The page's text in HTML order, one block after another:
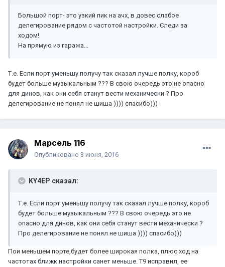
Большой порт- это узкий пик на ачх, в довес слабое
делегирование рядом с частотой настройки. Следи за
ходом!
На прямую из гаража...
Т.е. Если порт уменьшу получу так сказал лучше полку, короб
будет больше музыкальным ??? В свою очередь это не опасно
для динов, как они себя станут вести механически ? Про
делегирование не понял не шиша )))) спасибо)))
Марсель 116
Опубликовано 3 июня, 2016
KY4EP сказал:
Т.е. Если порт уменьшу получу так сказал лучше полку, короб
будет больше музыкальным ??? В свою очередь это не
опасно для динов, как они себя станут вести механически ?
Про делегирование не понял не шиша )))) спасибо)))
Пои меньшем порте,будет более широкая полка, плюс ход на
частотах ближк настройки санет меньше. Т9 исправил, ее